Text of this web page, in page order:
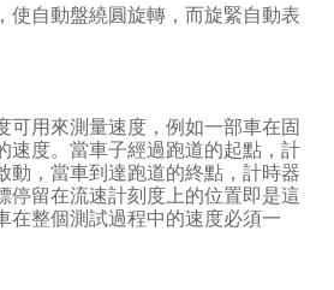
使自動盤繞圓旋轉，而旋緊自動表
可用來測量速度，例如一部車在固
速度。當車子經過跑道的起點，計
動，當車到達跑道的終點，計時器
停留在流速計刻度上的位置即是這
在整個測試過程中的速度必須一